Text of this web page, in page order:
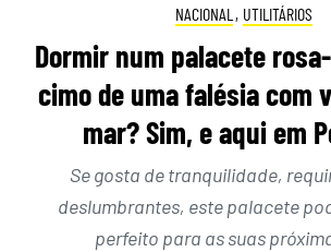
NACIONAL , UTILITÁRIOS
Dormir num palacete
cimo de uma falésia com
mar? Sim, e aqui em
Se gosta de tranquilidade,
deslumbrantes, este palacete
perfeito para as suas